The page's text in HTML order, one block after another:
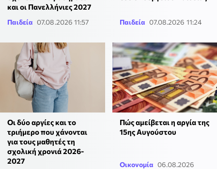
και οι Πανελλήνιες 2027
Παιδεία 07.08.2026 11:57 Παιδεία 07.08.2026 11:24
Οι δύο αργίες και το
τριήμερο που χάνονται
για τους μαθητές τη
σχολική χρονιά 2026-
2027
Πώς αμείβεται η αργία της
15ης Αυγούστου
Οικονομία 06.08.2026